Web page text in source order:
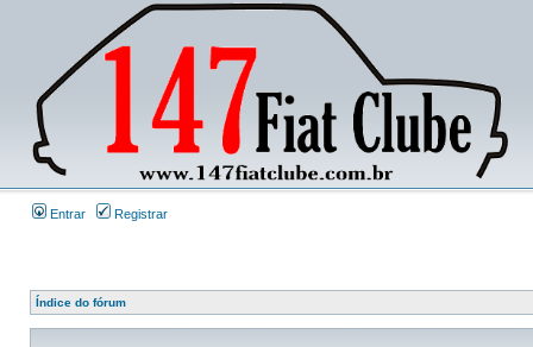
Entrar Registrar
Índice do fórum